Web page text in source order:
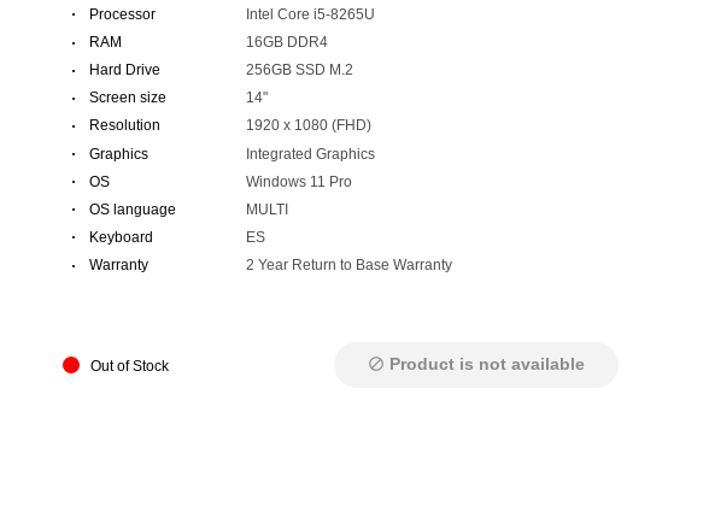
· Processor Intel Core i5-8265U
· RAM 16GB DDR4
· Hard Drive 256GB SSD M.2
· Screen size 14"
· Resolution 1920 x 1080 (FHD)
· Graphics Integrated Graphics
· OS Windows 11 Pro
· OS language MULTI
· Keyboard ES
· Warranty 2 Year Return to Base Warranty
Out of Stock block Product is not available